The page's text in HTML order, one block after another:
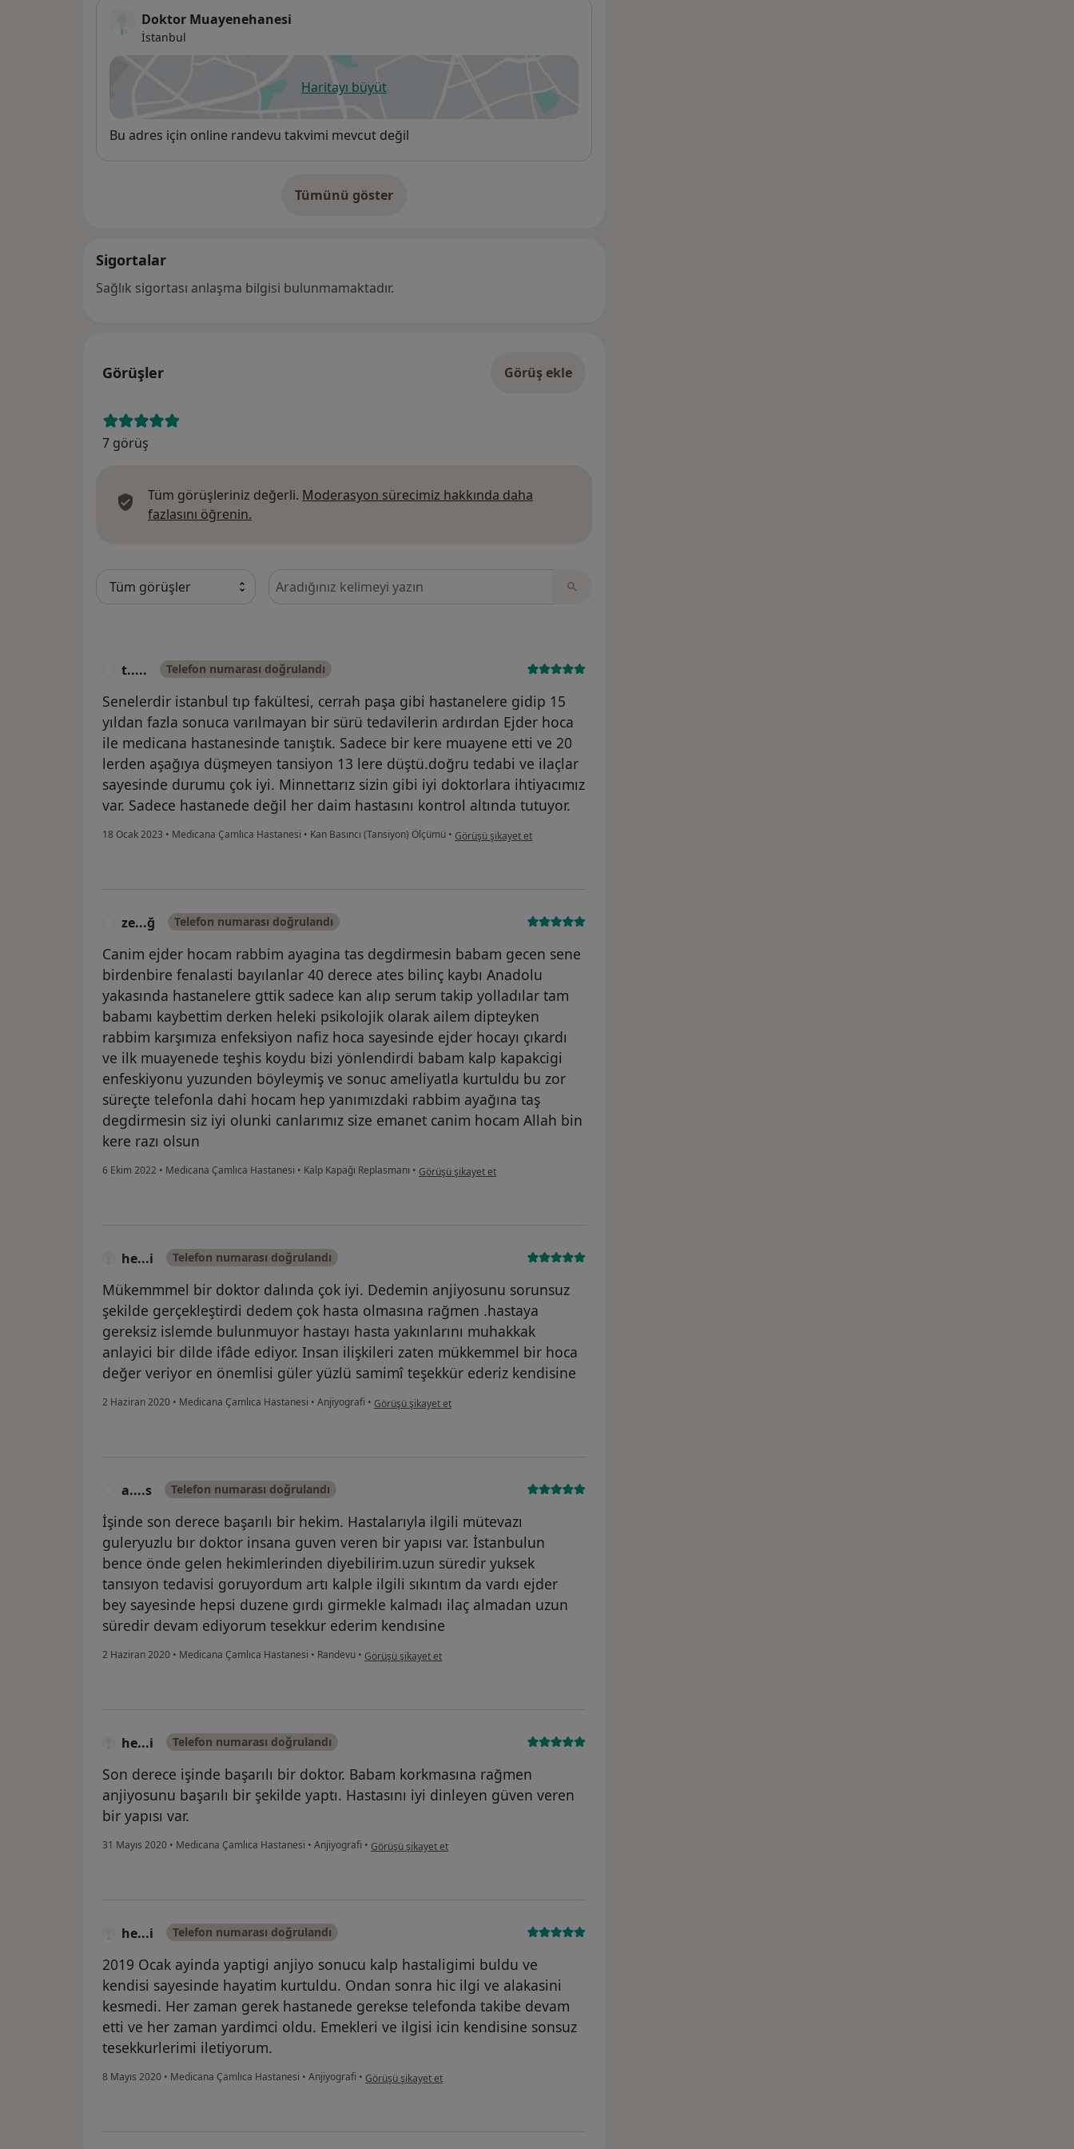
Doktor Muayenehanesi
İstanbul
Haritayı büyüt
yeni bir sekmede açılır
Uygunluk
Bu adres için online randevu takvimi mevcut değil
Tümünü göster
adres hakkında
Sigortalar
Sağlık sigortası anlaşma bilgisi bulunmamaktadır.
Görüşler Görüş ekle
7 görüş
Tüm görüşleriniz değerli. Moderasyon sürecimiz hakkında daha
fazlasını öğrenin.
Görüşler içerisinde ara
t..... Telefon numarası doğrulandı
Senelerdir istanbul tıp fakültesi, cerrah paşa gibi hastanelere gidip 15
yıldan fazla sonuca varılmayan bir sürü tedavilerin ardırdan Ejder hoca
ile medicana hastanesinde tanıştık. Sadece bir kere muayene etti ve 20
lerden aşağıya düşmeyen tansiyon 13 lere düştü.doğru tedabi ve ilaçlar
sayesinde durumu çok iyi. Minnettarız sizin gibi iyi doktorlara ihtiyacımız
var. Sadece hastanede değil her daim hastasını kontrol altında tutuyor.
18 Ocak 2023 • Medicana Çamlıca Hastanesi • Kan Basıncı (Tansiyon) Ölçümü • kullanıcının görüşüne göre t.....
Görüşü şikayet et
ze...ğ Telefon numarası doğrulandı
Canim ejder hocam rabbim ayagina tas degdirmesin babam gecen sene
birdenbire fenalasti bayılanlar 40 derece ates bilinç kaybı Anadolu
yakasında hastanelere gttik sadece kan alıp serum takip yolladılar tam
babamı kaybettim derken heleki psikolojik olarak ailem dipteyken
rabbim karşımıza enfeksiyon nafiz hoca sayesinde ejder hocayı çıkardı
ve ilk muayenede teşhis koydu bizi yönlendirdi babam kalp kapakcigi
enfeskiyonu yuzunden böyleymiş ve sonuc ameliyatla kurtuldu bu zor
süreçte telefonla dahi hocam hep yanımızdaki rabbim ayağına taş
degdirmesin siz iyi olunki canlarımız size emanet canim hocam Allah bin
kere razı olsun
6 Ekim 2022 • Medicana Çamlıca Hastanesi • Kalp Kapağı Replasmanı • kullanıcının görüşüne göre ze...ğ
Görüşü şikayet et
he...i Telefon numarası doğrulandı
Mükemmmel bir doktor dalında çok iyi. Dedemin anjiyosunu sorunsuz
şekilde gerçekleştirdi dedem çok hasta olmasına rağmen .hastaya
gereksiz islemde bulunmuyor hastayı hasta yakınlarını muhakkak
anlayici bir dilde ifâde ediyor. Insan ilişkileri zaten mükkemmel bir hoca
değer veriyor en önemlisi güler yüzlü samimî teşekkür ederiz kendisine
2 Haziran 2020 • Medicana Çamlıca Hastanesi • Anjiyografi • kullanıcının görüşüne göre he...i
Görüşü şikayet et
a....s Telefon numarası doğrulandı
İşinde son derece başarılı bir hekim. Hastalarıyla ilgili mütevazı
guleryuzlu bır doktor insana guven veren bir yapısı var. İstanbulun
bence önde gelen hekimlerinden diyebilirim.uzun süredir yuksek
tansıyon tedavisi goruyordum artı kalple ilgili sıkıntım da vardı ejder
bey sayesinde hepsi duzene gırdı girmekle kalmadı ilaç almadan uzun
süredir devam ediyorum tesekkur ederim kendısine
2 Haziran 2020 • Medicana Çamlıca Hastanesi • Randevu • kullanıcının görüşüne göre a....s
Görüşü şikayet et
he...i Telefon numarası doğrulandı
Son derece işinde başarılı bir doktor. Babam korkmasına rağmen
anjiyosunu başarılı bir şekilde yaptı. Hastasını iyi dinleyen güven veren
bir yapısı var.
31 Mayıs 2020 • Medicana Çamlıca Hastanesi • Anjiyografi • kullanıcının görüşüne göre he...i
Görüşü şikayet et
he...i Telefon numarası doğrulandı
2019 Ocak ayinda yaptigi anjiyo sonucu kalp hastaligimi buldu ve
kendisi sayesinde hayatim kurtuldu. Ondan sonra hic ilgi ve alakasini
kesmedi. Her zaman gerek hastanede gerekse telefonda takibe devam
etti ve her zaman yardimci oldu. Emekleri ve ilgisi icin kendisine sonsuz
tesekkurlerimi iletiyorum.
8 Mayıs 2020 • Medicana Çamlıca Hastanesi • Anjiyografi • kullanıcının görüşüne göre he...i
Görüşü şikayet et